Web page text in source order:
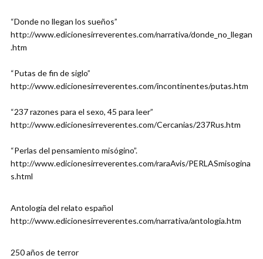
“Donde no llegan los sueños”
http://www.edicionesirreverentes.com/narrativa/donde_no_llegan
.htm
“Putas de fin de siglo”
http://www.edicionesirreverentes.com/incontinentes/putas.htm
“237 razones para el sexo, 45 para leer”
http://www.edicionesirreverentes.com/Cercanias/237Rus.htm
“Perlas del pensamiento misógino”.
http://www.edicionesirreverentes.com/raraAvis/PERLASmisogina
s.html
Antología del relato español
http://www.edicionesirreverentes.com/narrativa/antologia.htm
250 años de terror